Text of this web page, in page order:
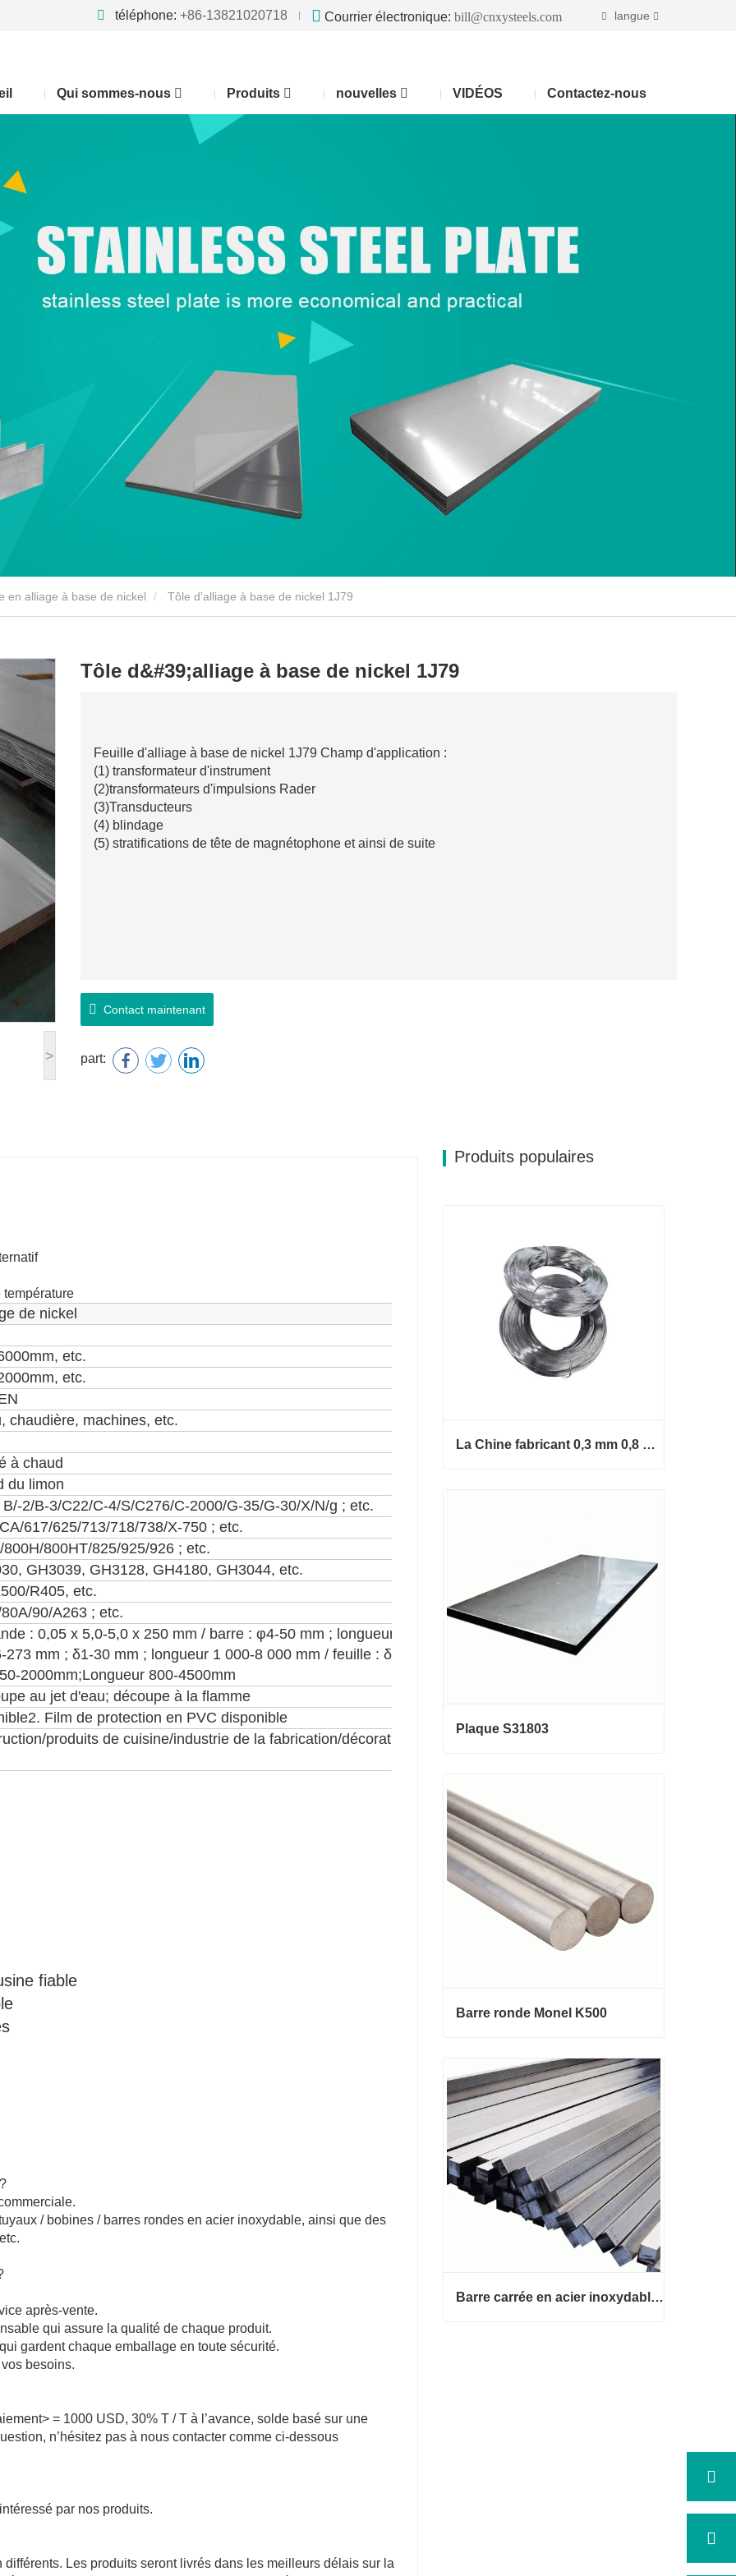
téléphone: +86-13821020718 Courrier électronique: bill@cnxysteels.com langue
Qui sommes-nous Produits nouvelles VIDÉOS Contactez-nous
en alliage à base de nickel Tôle d'alliage à base de nickel 1J79
>
Tôle d&#39;alliage à base de nickel 1J79
Feuille d'alliage à base de nickel 1J79 Champ d'application :
(1) transformateur d'instrument
(2)transformateurs d'impulsions Rader
(3)Transducteurs
(4) blindage
(5) stratifications de tête de magnétophone et ainsi de suite
Contact maintenant
part:
de nickel
etc.
etc.
chaudière, machines, etc.
à chaud
du limon
2/B-3/C22/C-4/S/C276/C-2000/G-35/G-30/X/N/g ; etc.
617/625/713/718/738/X-750 ; etc.
800HT/825/925/926 ; etc.
GH3039, GH3128, GH4180, GH3044, etc.
R405, etc.
90/A263 ; etc.
: 0,05 x 5,0-5,0 x 250 mm / barre : φ4-50 mm ; longueur 2 000-5
mm ; δ1-30 mm ; longueur 1 000-8 000 mm / feuille : δ
2000mm;Longueur 800-4500mm
au jet d'eau; découpe à la flamme
Film de protection en PVC disponible
produits de cuisine/industrie de la fabrication/décoration de la
fiable
/ bobines / barres rondes en acier inoxydable, ainsi que des
après-vente.
qui assure la qualité de chaque produit.
gardent chaque emballage en toute sécurité.
besoins.
= 1000 USD, 30% T / T à l’avance, solde basé sur une
n’hésitez pas à nous contacter comme ci-dessous
par nos produits.
Les produits seront livrés dans les meilleurs délais sur la
Produits populaires
La Chine fabricant 0,3 mm 0,8 mm 1,25 mm 2 mm de fil d'acier galvanisé
Plaque S31803
Plaque S31803
Contact maintenant
Barre ronde Monel K500
Barre ronde Monel K500
Contact maintenant
Barre carrée en acier inoxydable 316